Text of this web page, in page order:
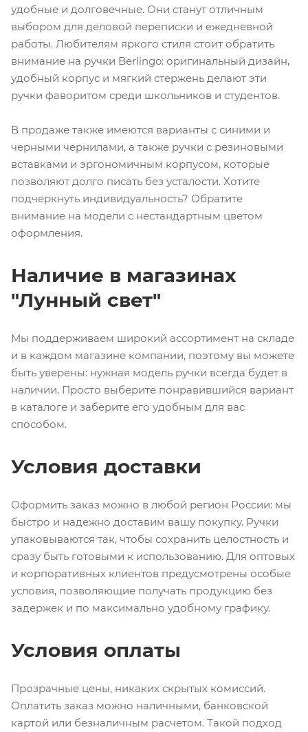
удобные и долговечные. Они станут отличным
выбором для деловой переписки и ежедневной
работы. Любителям яркого стиля стоит обратить
внимание на ручки Berlingo: оригинальный дизайн,
удобный корпус и мягкий стержень делают эти
ручки фаворитом среди школьников и студентов.
В продаже также имеются варианты с синими и
черными чернилами, а также ручки с резиновыми
вставками и эргономичным корпусом, которые
позволяют долго писать без усталости. Хотите
подчеркнуть индивидуальность? Обратите
внимание на модели с нестандартным цветом
оформления.
Наличие в магазинах
"Лунный свет"
Мы поддерживаем широкий ассортимент на складе
и в каждом магазине компании, поэтому вы можете
быть уверены: нужная модель ручки всегда будет в
наличии. Просто выберите понравившийся вариант
в каталоге и заберите его удобным для вас
способом.
Условия доставки
Оформить заказ можно в любой регион России: мы
быстро и надежно доставим вашу покупку. Ручки
упаковываются так, чтобы сохранить целостность и
сразу быть готовыми к использованию. Для оптовых
и корпоративных клиентов предусмотрены особые
условия, позволяющие получать продукцию без
задержек и по максимально удобному графику.
Условия оплаты
Прозрачные цены, никаких скрытых комиссий.
Оплатить заказ можно наличными, банковской
картой или безналичным расчетом. Такой подход